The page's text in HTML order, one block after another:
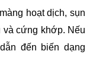
hoạt dịch, sụn
cứng khớp. Nếu
đến biến dạng